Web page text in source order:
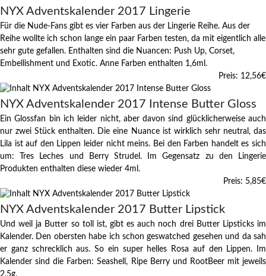
NYX Adventskalender 2017 Lingerie
Für die Nude-Fans gibt es vier Farben aus der Lingerie Reihe. Aus der
Reihe wollte ich schon lange ein paar Farben testen, da mit eigentlich alle
sehr gute gefallen. Enthalten sind die Nuancen: Push Up, Corset,
Embellishment und Exotic. Anne Farben enthalten 1,6ml.
Preis: 12,56€
NYX Adventskalender 2017 Intense Butter Gloss
Ein Glossfan bin ich leider nicht, aber davon sind glücklicherweise auch
nur zwei Stück enthalten. Die eine Nuance ist wirklich sehr neutral, das
Lila ist auf den Lippen leider nicht meins. Bei den Farben handelt es sich
um: Tres Leches und Berry Strudel. Im Gegensatz zu den Lingerie
Produkten enthalten diese wieder 4ml.
Preis: 5,85€
NYX Adventskalender 2017 Butter Lipstick
Und weil ja Butter so toll ist, gibt es auch noch drei Butter Lipsticks im
Kalender. Den obersten habe ich schon geswatched gesehen und da sah
er ganz schrecklich aus. So ein super helles Rosa auf den Lippen. Im
Kalender sind die Farben: Seashell, Ripe Berry und RootBeer mit jeweils
2,5g.